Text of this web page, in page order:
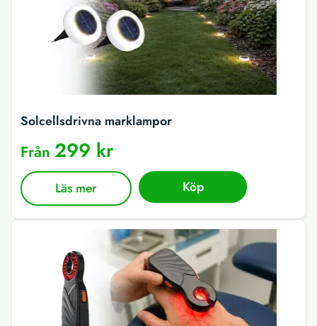
Solcellsdrivna marklampor
Från 299 kr
Läs mer Köp